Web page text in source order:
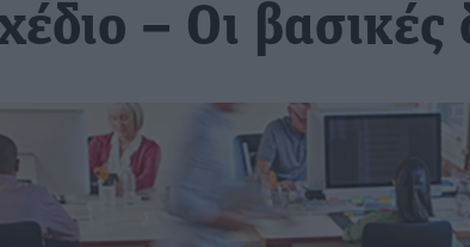
– Οι βασικές